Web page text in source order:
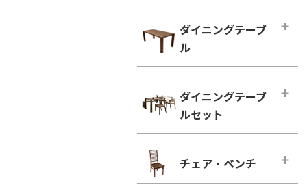
幅100cm未満
幅100cm～150cm未満
幅150cm～200cm未満
幅200cm～300cm未満
幅300cm以上
ウォールナット
ブラックチェリー
ホワイトオーク
幅100cm未満
幅100cm以上
引き出し付きタイプ
ウォールナット
ホワイトオーク
ホワイトアッシュ
ダイニングテーブ
ル
幅100cm～150cm未満
幅150cm～200cm未満
2人用
4人用
ダイニングテーブ
ルセット
凛／RIN チェア・ベンチ